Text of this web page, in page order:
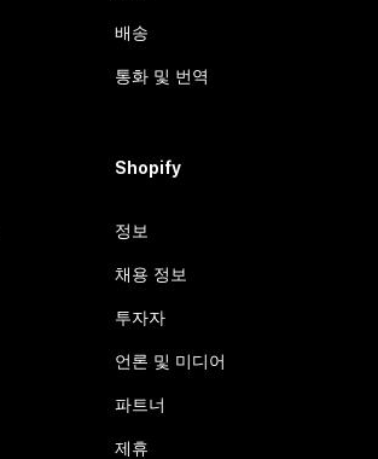
배송
통화 및 번역
Shopify
정보
채용 정보
투자자
언론 및 미디어
파트너
제휴